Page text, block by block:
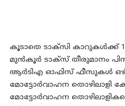
കൂടാതെ ടാക്‌സി കാറുകള്‍ക്ക്
മുന്‍കൂര്‍ ടാക്‌സ് തീരുമാനം
ആര്‍ടിഎ ഓഫിസ് ഫീസുകള്‍
മോട്ടോര്‍വാഹന തൊഴിലാളി
മോട്ടോര്‍വാഹന